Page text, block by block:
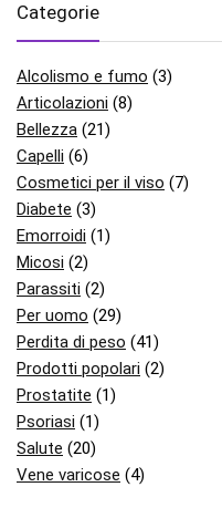
Categorie
Alcolismo e fumo (3)
Articolazioni (8)
Bellezza (21)
Capelli (6)
Cosmetici per il viso (7)
Diabete (3)
Emorroidi (1)
Micosi (2)
Parassiti (2)
Per uomo (29)
Perdita di peso (41)
Prodotti popolari (2)
Prostatite (1)
Psoriasi (1)
Salute (20)
Vene varicose (4)